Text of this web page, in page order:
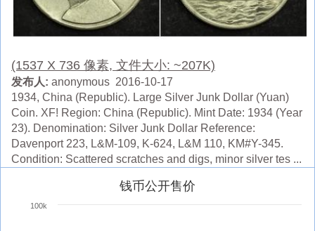
(1537 X 736 像素, 文件大小: ~207K)
发布人: anonymous 2016-10-17
1934, China (Republic). Large Silver Junk Dollar (Yuan)
Coin. XF! Region: China (Republic). Mint Date: 1934 (Year
23). Denomination: Silver Junk Dollar Reference:
Davenport 223, L&M-109, K-624, L&M 110, KM#Y-345.
Condition: Scattered scratches and digs, minor silver tes ...